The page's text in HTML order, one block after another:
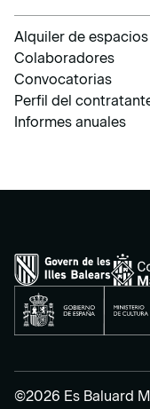
Alquiler de espacios
Colaboradores
Convocatorias
Perfil del
Informes anuales
©2026 Es Baluard